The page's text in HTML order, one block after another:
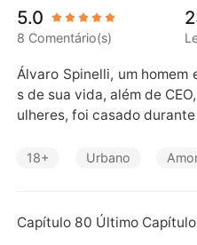
Baixar App
Bilionários
Ranking
Contos Curtos
5.0
8 Comentário(s)
Álvaro Spinelli, um
s de sua vida, além de
ulheres, foi casado
houvesse Amanhã.
e 18 anos e melhor amiga
18+ Urbano
Capítulo 80 Último Capítulo